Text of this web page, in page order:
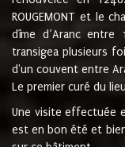
ROUGEMONT et le
dîme d’Aranc entre
transigea plusieurs
d'un couvent entre
Le premier curé du
Une visite effectuée
est en bon été et